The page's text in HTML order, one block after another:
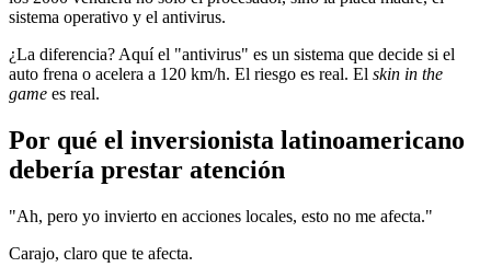
sistema operativo y el antivirus.
¿La diferencia? Aquí el "antivirus" es un sistema que decide si el
auto frena o acelera a 120 km/h. El riesgo es real. El skin in the
game es real.
Por qué el inversionista latinoamericano
debería prestar atención
"Ah, pero yo invierto en acciones locales, esto no me afecta."
Carajo, claro que te afecta.